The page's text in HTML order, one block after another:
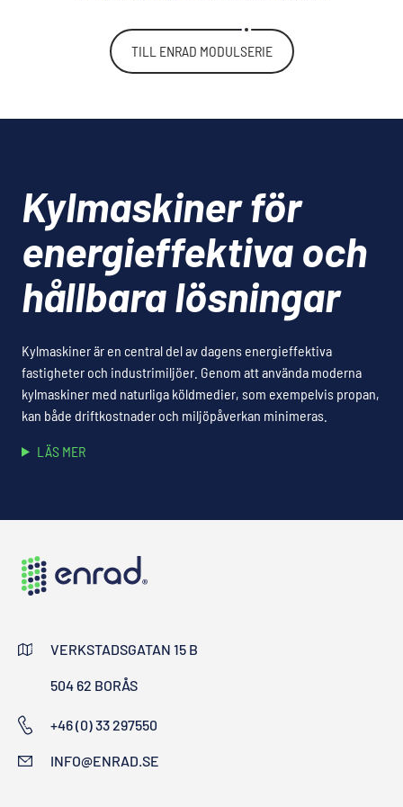
TILL ENRAD MODULSERIE
Kylmaskiner för
energieffektiva och
hållbara lösningar
Kylmaskiner är en central del av dagens energieffektiva
fastigheter och industrimiljöer. Genom att använda moderna
kylmaskiner med naturliga köldmedier, som exempelvis propan,
kan både driftkostnader och miljöpåverkan minimeras.
LÄS MER
VERKSTADSGATAN 15 B
504 62 BORÅS
+46 (0) 33 297550
INFO@ENRAD.SE